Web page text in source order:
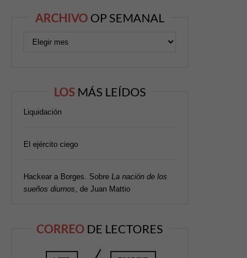
ARCHIVO OP SEMANAL
LOS MÁS LEÍDOS
Liquidación
El ejército ciego
Hackear a Borges. Sobre La nación de los
sueños diurnos , de Juan Mattio
CORREO DE LECTORES